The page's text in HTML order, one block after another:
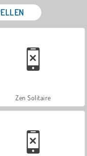
Zen Solitaire